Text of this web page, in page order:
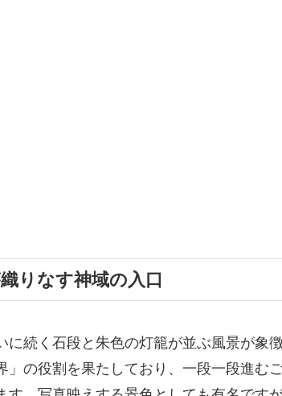
りなす神域の入口
に続く石段と朱色の灯籠が並ぶ風景が象
」の役割を果たしており、一段一段進む